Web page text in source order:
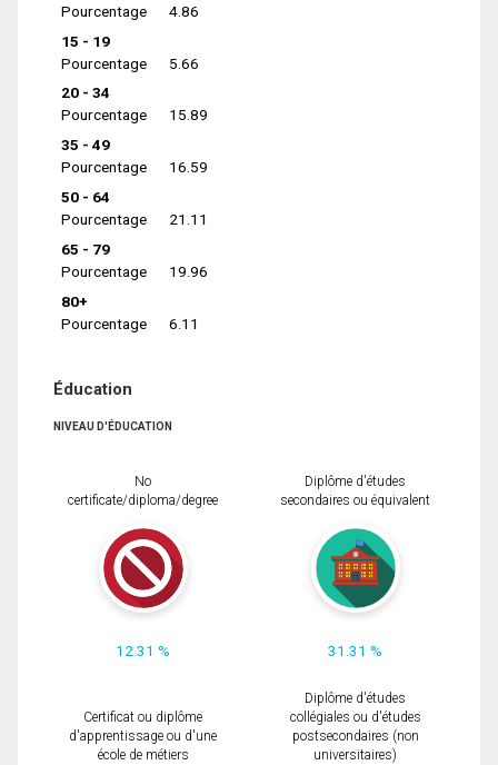
Pourcentage
4.86
15 - 19
Pourcentage
5.66
20 - 34
Pourcentage
15.89
35 - 49
Pourcentage
16.59
50 - 64
Pourcentage
21.11
65 - 79
Pourcentage
19.96
80+
Pourcentage
6.11
Éducation
NIVEAU D'ÉDUCATION
No
certificate/diploma/degree
12.31 %
Diplôme d'études
secondaires ou équivalent
31.31 %
Certificat ou diplôme
d'apprentissage ou d'une
école de métiers
Diplôme d'études
collégiales ou d'études
postsecondaires (non
universitaires)